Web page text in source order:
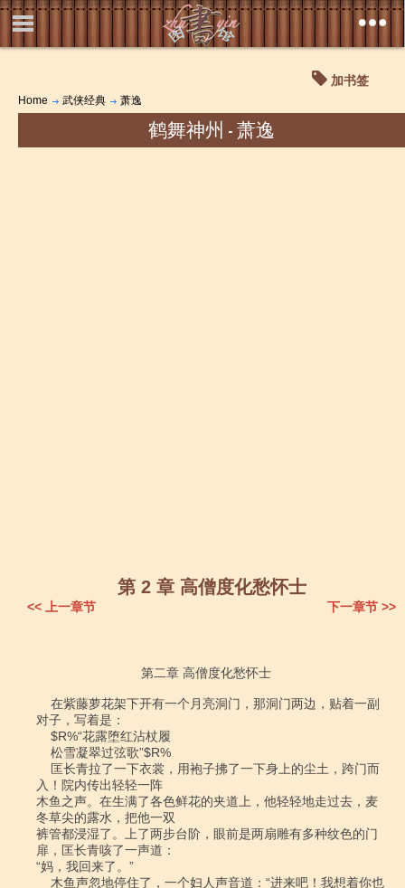
加书签
Home 武侠经典 萧逸
鹤舞神州 - 萧逸
第 2 章 高僧度化愁怀士
<< 上一章节 下一章节 >>